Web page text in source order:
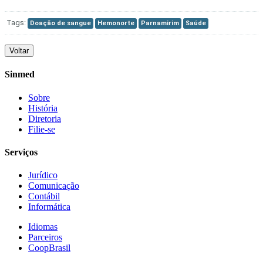
Tags: Doação de sangue Hemonorte Parnamirim Saúde
Voltar
Sinmed
Sobre
História
Diretoria
Filie-se
Serviços
Jurídico
Comunicação
Contábil
Informática
Idiomas
Parceiros
CoopBrasil